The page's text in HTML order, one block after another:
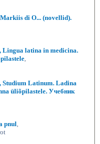
JAANUS,di O... (novellid).
Lingua latina in medicina.
,
Studium Latinum. Ladina
üliõpilastele. Учебник
pnul,